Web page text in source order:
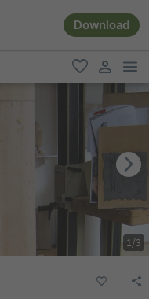
Download
favorit
user link
1/3